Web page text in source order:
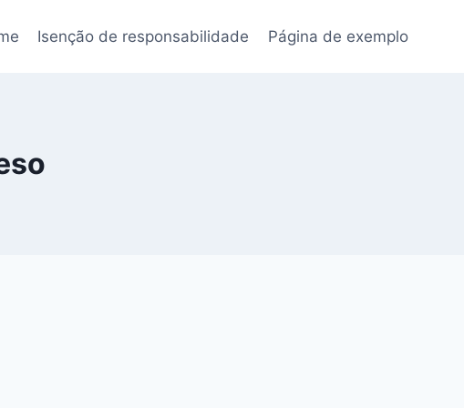
Isenção de responsabilidade Página de exemplo